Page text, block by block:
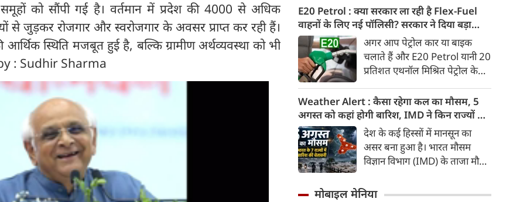
को सौंपी गई है। वर्तमान में प्रदेश की 4000 से अधिक
से जुड़कर रोजगार और स्वरोजगार के अवसर प्राप्त कर रही हैं।
स्थिति मजबूत हुई है, बल्कि ग्रामीण अर्थव्यवस्था को भी
: Sudhir Sharma
लौटना चाहती हैं। नई दिल्ली से अपने
पहले वर्चुअल मीडिया संबोधन में
हसीना ने कहा कि उन्हें पता है कि
वापसी पर गिरफ्तारी, जेल या जान
को खतरा हो सकता है, लेकिन वह इन
आशंकाओं के कारण अपने लोगों से
दूर नहीं रह सकतीं।
E20 Petrol : क्या सरकार ला रही है Flex-Fuel
वाहनों के लिए नई पॉलिसी? सरकार ने दिया बड़ा
अपडेट
अगर आप पेट्रोल कार या बाइक
चलाते हैं और E20 Petrol यानी 20
प्रतिशत एथनॉल मिश्रित पेट्रोल के
आपके लिए बड़ी खबर है। भारी
उद्योग मंत्रालय ने स्पष्ट किया है कि
20 प्रतिशत से अधिक एथनॉल
मिश्रित ईंधन पर चलने वाले Flex-
Fuel वाहनों को बढ़ावा देने के लिए
सरकार ने अलग से कोई राष्ट्रीय नीति
Weather Alert : कैसा रहेगा कल का मौसम, 5
अगस्त को कहां होगी बारिश, IMD ने किन राज्यों के
लिए जारी किया अलर्टदेश के कई हिस्सों में मानसून का
असर बना हुआ है। भारत मौसम
विज्ञान विभाग (IMD) के ताजा मौसम
के दौरान पूर्वी और पूर्वोत्तर भारत के
मोबाइल मेनिया